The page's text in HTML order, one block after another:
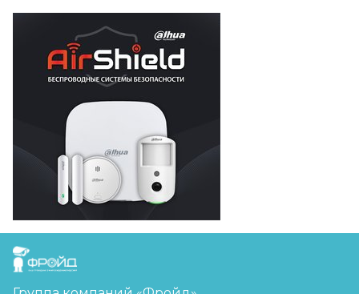
FreudGroup